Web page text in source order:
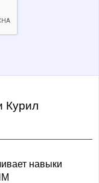
Курил
навыки